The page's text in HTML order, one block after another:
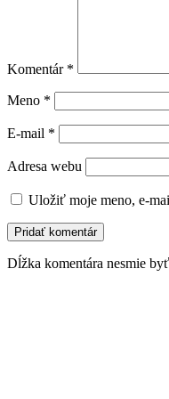
Komentár *
Meno *
E-mail *
Adresa webu
Uložiť moje meno, e-
Dĺžka komentára nesmie